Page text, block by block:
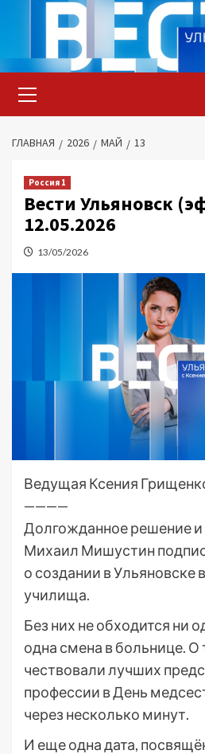
содержимому
меню
ГЛАВНАЯ 2026 МАЙ 13
Россия 1
Вести Ульяновск
12.05.2026
13/05/2026
Ведущая Ксения
————
Долгожданное решение
Михаил Мишустин
о создании в Ульяновске
училища.
Без них не обходится ни
одна смена в больнице. О
чествовали лучших
профессии в День
через несколько минут.
И еще одна дата,